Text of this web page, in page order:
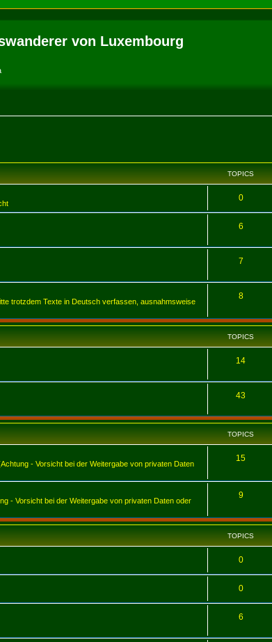
von Luxembourg
TOPICS
0
6
7
trotzdem Texte in Deutsch verfassen, ausnahmsweise
8
TOPICS
14
43
TOPICS
- Vorsicht bei der Weitergabe von privaten Daten
15
- Vorsicht bei der Weitergabe von privaten Daten oder
9
TOPICS
0
0
6